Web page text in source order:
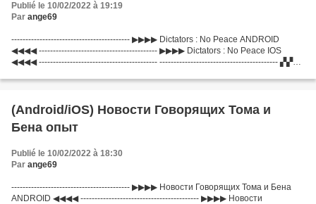
Publié le 10/02/2022 à 19:19
Par ange69
------------------------------------------ ▶▶▶▶ Dictators : No Peace ANDROID
◀◀◀◀ ------------------------------------------ ▶▶▶▶ Dictators : No Peace IOS
◀◀◀◀ ------------------------------------------ ------------------------------------------ ▞▞▞
(Android/iOS) Новости Говорящих Тома и
Бена опыт
Publié le 10/02/2022 à 18:30
Par ange69
------------------------------------------ ▶▶▶▶ Новости Говорящих Тома и Бена
ANDROID ◀◀◀◀ ------------------------------------------ ▶▶▶▶ Новости